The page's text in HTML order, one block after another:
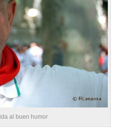
al buen humor